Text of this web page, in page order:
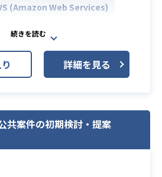
(Amazon Web Services)
One Network SecurityからTr
Vision One Cloud IPSへの移
う、
程からの業務全般をご担当い
画の策定や基本設計（移行・
パラメータ設計）を行い、
築、監視実装、稼働確認まで
詳細を見る
共案件の初期検討・提案